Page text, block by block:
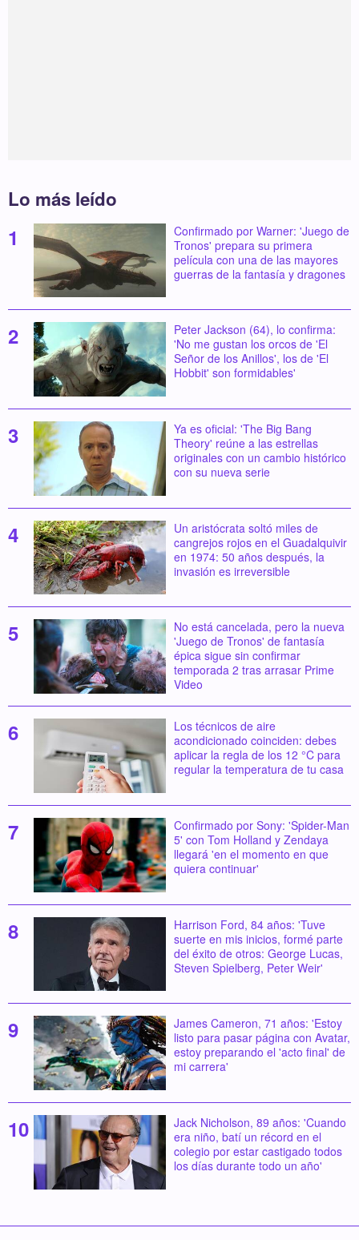
Lo más leído
Confirmado por Warner: 'Juego de
Tronos' prepara su primera
película con una de las mayores
guerras de la fantasía y dragones
Peter Jackson (64), lo confirma:
'No me gustan los orcos de 'El
Señor de los Anillos', los de 'El
Hobbit' son formidables'
Ya es oficial: 'The Big Bang
Theory' reúne a las estrellas
originales con un cambio histórico
con su nueva serie
Un aristócrata soltó miles de
cangrejos rojos en el Guadalquivir
en 1974: 50 años después, la
invasión es irreversible
No está cancelada, pero la nueva
'Juego de Tronos' de fantasía
épica sigue sin confirmar
temporada 2 tras arrasar Prime
Video
Los técnicos de aire
acondicionado coinciden: debes
aplicar la regla de los 12 °C para
regular la temperatura de tu casa
Confirmado por Sony: 'Spider-Man
5' con Tom Holland y Zendaya
llegará 'en el momento en que
quiera continuar'
Harrison Ford, 84 años: 'Tuve
suerte en mis inicios, formé parte
del éxito de otros: George Lucas,
Steven Spielberg, Peter Weir'
James Cameron, 71 años: 'Estoy
listo para pasar página con Avatar,
estoy preparando el 'acto final' de
mi carrera'
Jack Nicholson, 89 años: 'Cuando
era niño, batí un récord en el
colegio por estar castigado todos
los días durante todo un año'